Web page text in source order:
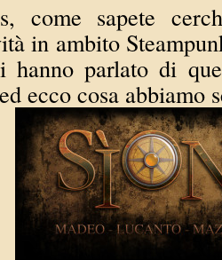
come sapete
in ambito
parlato di
ecco cosa abbiamo